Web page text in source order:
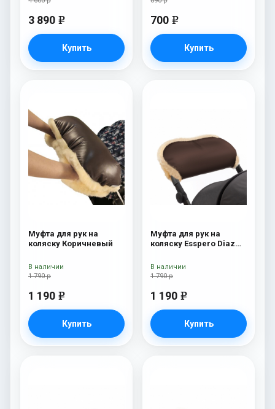
3 890 e
Купить
700 e
Купить
Муфта для рук на
коляску Коричневый
1 790 р
1 190 e
Купить
В наличии
Муфта для рук на
коляску Esspero Diaz
Chocolat
1 790 р
1 190 e
Купить
В наличии